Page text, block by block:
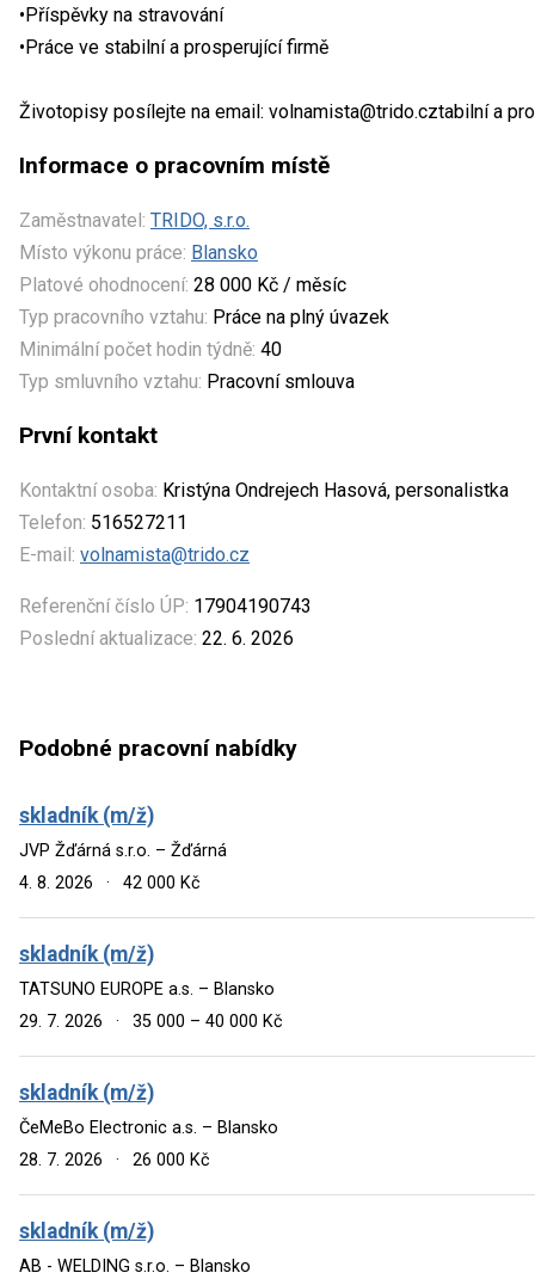
•Příspěvky na stravování
•Práce ve stabilní a prosperující firmě
Životopisy posílejte na email: volnamista@trido.cztabilní a
Informace o pracovním místě
Zaměstnavatel: TRIDO, s.r.o.
Místo výkonu práce: Blansko
Platové ohodnocení: 28 000 Kč / měsíc
Typ pracovního vztahu: Práce na plný úvazek
Minimální počet hodin týdně: 40
Typ smluvního vztahu: Pracovní smlouva
První kontakt
Kontaktní osoba: Kristýna Ondrejech Hasová, personalistka
Telefon: 516527211
E-mail: volnamista@trido.cz
Referenční číslo ÚP: 17904190743
Poslední aktualizace: 22. 6. 2026
Podobné pracovní nabídky
skladník (m/ž)
JVP Žďárná s.r.o. – Žďárná
4. 8. 2026
· 42 000 Kč
skladník (m/ž)
TATSUNO EUROPE a.s. – Blansko
29. 7. 2026
· 35 000 – 40 000 Kč
skladník (m/ž)
ČeMeBo Electronic a.s. – Blansko
28. 7. 2026
· 26 000 Kč
skladník (m/ž)
AB - WELDING s.r.o. – Blansko